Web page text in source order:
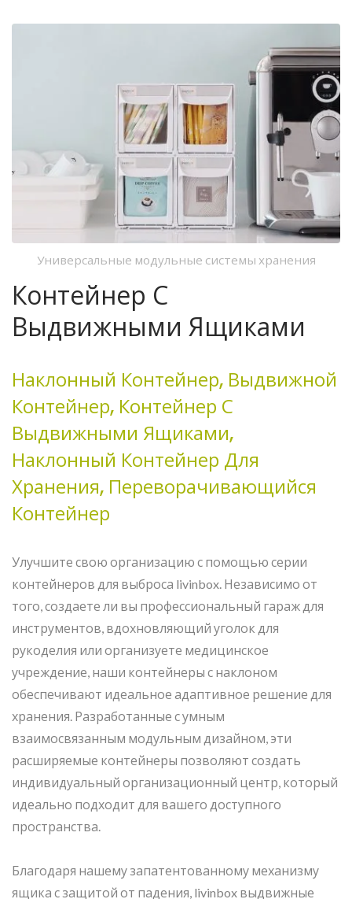
Контейнер Для Хранения,
Контейнер
Универсальные модульные системы хранения
Контейнер С
Выдвижными Ящиками
Наклонный Контейнер, Выдвижной
Контейнер, Контейнер С
Выдвижными Ящиками,
Наклонный Контейнер Для
Хранения, Переворачивающийся
Контейнер
Улучшите свою организацию с помощью серии
контейнеров для выброса livinbox. Независимо от
того, создаете ли вы профессиональный гараж для
инструментов, вдохновляющий уголок для
рукоделия или организуете медицинское
учреждение, наши контейнеры с наклоном
обеспечивают идеальное адаптивное решение для
хранения. Разработанные с умным
взаимосвязанным модульным дизайном, эти
расширяемые контейнеры позволяют создать
индивидуальный организационный центр, который
идеально подходит для вашего доступного
пространства.
Благодаря нашему запатентованному механизму
ящика с защитой от падения, livinbox выдвижные